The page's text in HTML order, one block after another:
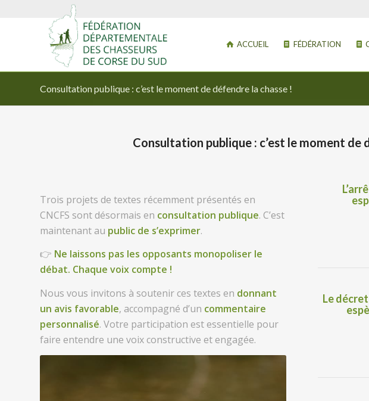
ACCUEIL FÉDÉRATION
Consultation publique : c’est le moment de défendre la chasse !
Consultation publique : c’est le moment de
Trois projets de textes récemment présentés en
CNCFS sont désormais en consultation publique. C’est
maintenant au public de s’exprimer.
👉 Ne laissons pas les opposants monopoliser le
débat. Chaque voix compte !
Nous vous invitons à soutenir ces textes en donnant
un avis favorable, accompagné d’un commentaire
personnalisé. Votre participation est essentielle pour
faire entendre une voix constructive et engagée.
Le